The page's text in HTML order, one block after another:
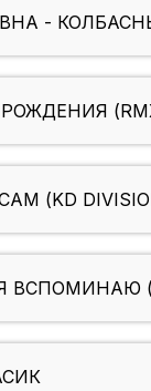
-
(KD
ВСПОМИНАЮ